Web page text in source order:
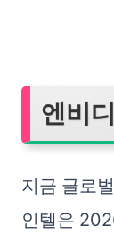
엔비
지금 글로
인텔은